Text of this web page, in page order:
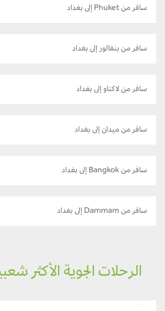
سافر من Phuket إلى بغداد
سافر من بنغالور إلى بغداد
سافر من لاكناو إلى بغداد
سافر من ميدان إلى بغداد
سافر من Bangkok إلى بغداد
سافر من Dammam إلى بغداد
الرحلات الجوية الأكثر